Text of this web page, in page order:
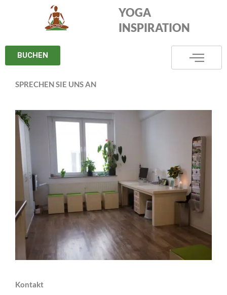
YOGA
INSPIRATION
BUCHEN
SPRECHEN SIE UNS AN
Kontakt